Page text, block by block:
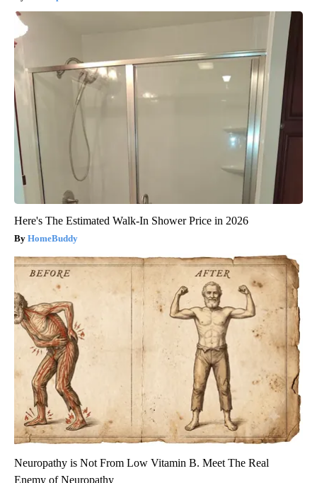
Here's The Estimated Walk-In Shower Price in 2026
HomeBuddy
Neuropathy is Not From Low Vitamin B. Meet The Real
Enemy of Neuropathy